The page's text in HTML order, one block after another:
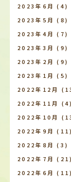
2023年6月 (4)
2023年5月 (8)
2023年4月 (7)
2023年3月 (9)
2023年2月 (9)
2023年1月 (5)
2022年12月
2022年11月
(4)
2022年10月
2022年9月 (11)
2022年8月 (3)
2022年7月 (21)
2022年6月 (11)